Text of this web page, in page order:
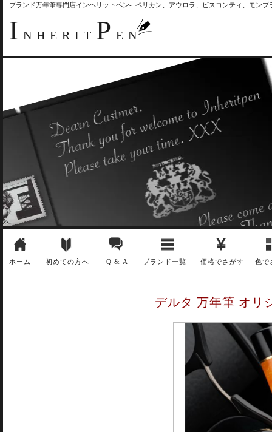
ブランド万年筆専門店インヘリットペン- ペリカン、アウロラ、ビスコンティ、モン
I NHERIT P EN
ホーム 初めての方へ Q & A ブランド一覧 価格でさがす 色で
デルタ 万年筆 オリ